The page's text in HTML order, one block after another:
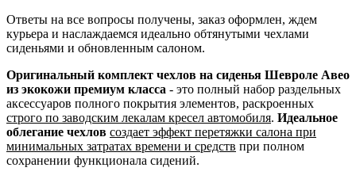
Ответы на все вопросы получены, заказ оформлен, ждем
курьера и наслаждаемся идеально обтянутыми чехлами
сиденьями и обновленным салоном.
Оригинальный комплект чехлов на сиденья Шевроле Авео
из экокожи премиум класса - это полный набор раздельных
аксессуаров полного покрытия элементов, раскроенных
строго по заводским лекалам кресел автомобиля. Идеальное
облегание чехлов создает эффект перетяжки салона при
минимальных затратах времени и средств при полном
сохранении функционала сидений.